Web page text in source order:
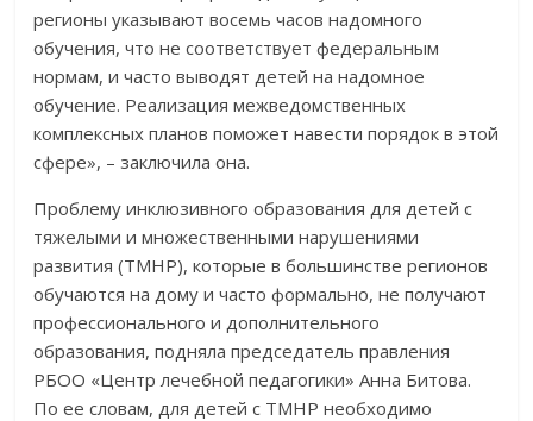
регионы указывают восемь часов надомного
обучения, что не соответствует федеральным
нормам, и часто выводят детей на надомное
обучение. Реализация межведомственных
комплексных планов поможет навести порядок в этой
сфере», – заключила она.
Проблему инклюзивного образования для детей с
тяжелыми и множественными нарушениями
развития (ТМНР), которые в большинстве регионов
обучаются на дому и часто формально, не получают
профессионального и дополнительного
образования, подняла председатель правления
РБОО «Центр лечебной педагогики» Анна Битова.
По ее словам, для детей с ТМНР необходимо